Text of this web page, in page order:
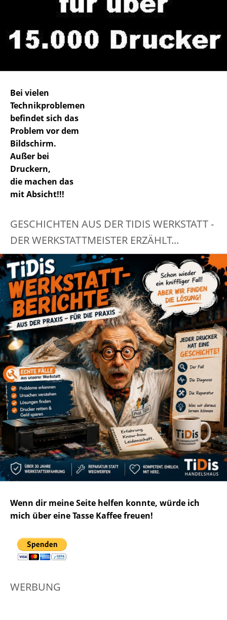
Bei vielen
Technikproblemen
befindet sich das
Problem vor dem
Bildschirm.
Außer bei
Druckern,
die machen das
mit Absicht!!!
GESCHICHTEN AUS DER TIDIS WERKSTATT -
DER WERKSTATTMEISTER ERZÄHLT...
Wenn dir meine Seite helfen konnte, würde ich
mich über eine Tasse Kaffee freuen!
WERBUNG